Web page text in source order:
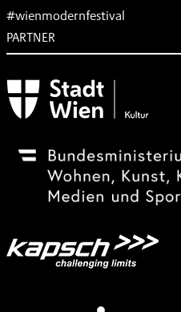
#wienmodernfestival
PARTNER
Subventionsgeber